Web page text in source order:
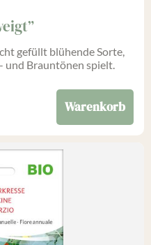
gefüllt blühende Sorte,
und Brauntönen spielt.
Warenkorb